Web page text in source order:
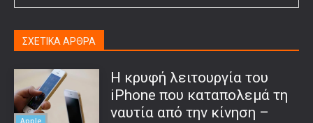
ΣΧΕΤΙΚΑ ΑΡΘΡΑ
Apple
Η κρυφή λειτουργία του
iPhone που καταπολεμά τη
ναυτία από την κίνηση –